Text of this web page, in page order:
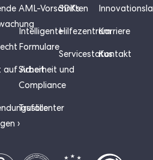
auf Arbeit
›
AML-Vorschriften
Intelligente
Formulare
Sicherheit und
Compliance
Trustcenter
SDKs
Hilfezentrum
Servicestatus
Karriere
Kontakt